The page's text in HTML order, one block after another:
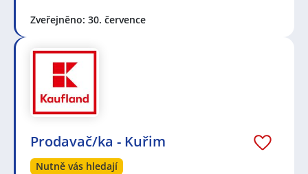
Zveřejněno: 30. července
Prodavač/ka - Kuřim
Nutně vás hledají